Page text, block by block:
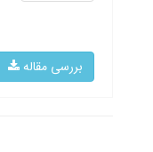
بررسی مقاله